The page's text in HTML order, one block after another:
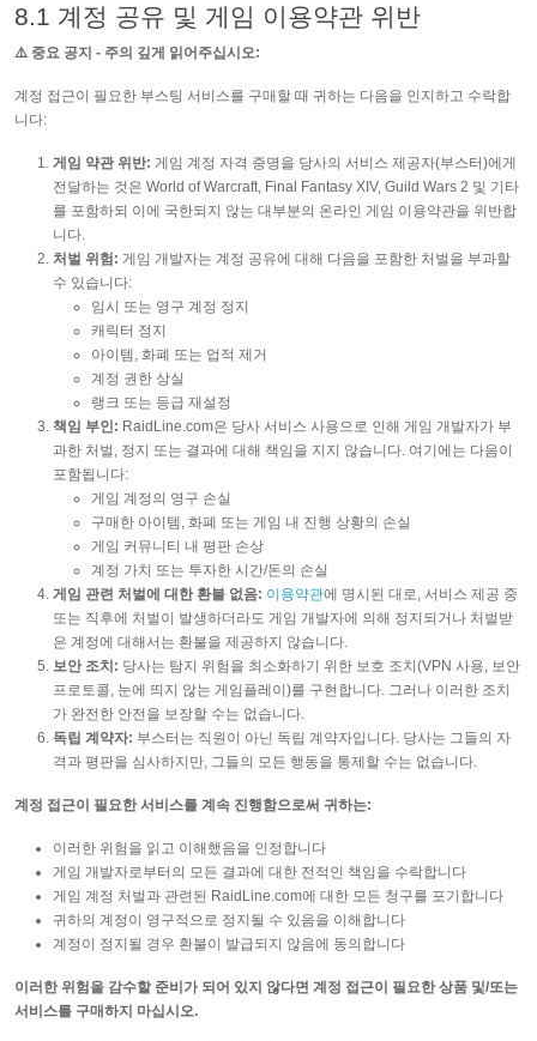
8.1 계정 공유 및 게임 이용약관 위반
⚠️ 중요 공지 - 주의 깊게 읽어주십시오:
계정 접근이 필요한 부스팅 서비스를 구매할 때 귀하는 다음을 인지하고 수락합
니다:
게임 약관 위반: 게임 계정 자격 증명을 당사의 서비스 제공자(부스터)에게
전달하는 것은 World of Warcraft, Final Fantasy XIV, Guild Wars 2 및 기타
를 포함하되 이에 국한되지 않는 대부분의 온라인 게임 이용약관을 위반합
니다.
처벌 위험: 게임 개발자는 계정 공유에 대해 다음을 포함한 처벌을 부과할
수 있습니다:
임시 또는 영구 계정 정지
캐릭터 정지
아이템, 화폐 또는 업적 제거
계정 권한 상실
랭크 또는 등급 재설정
책임 부인: RaidLine.com은 당사 서비스 사용으로 인해 게임 개발자가 부
과한 처벌, 정지 또는 결과에 대해 책임을 지지 않습니다. 여기에는 다음이
포함됩니다:
게임 계정의 영구 손실
구매한 아이템, 화폐 또는 게임 내 진행 상황의 손실
게임 커뮤니티 내 평판 손상
계정 가치 또는 투자한 시간/돈의 손실
게임 관련 처벌에 대한 환불 없음: 이용약관에 명시된 대로, 서비스 제공 중
또는 직후에 처벌이 발생하더라도 게임 개발자에 의해 정지되거나 처벌받
은 계정에 대해서는 환불을 제공하지 않습니다.
보안 조치: 당사는 탐지 위험을 최소화하기 위한 보호 조치(VPN 사용, 보안
프로토콜, 눈에 띄지 않는 게임플레이)를 구현합니다. 그러나 이러한 조치
가 완전한 안전을 보장할 수는 없습니다.
독립 계약자: 부스터는 직원이 아닌 독립 계약자입니다. 당사는 그들의 자
격과 평판을 심사하지만, 그들의 모든 행동을 통제할 수는 없습니다.
계정 접근이 필요한 서비스를 계속 진행함으로써 귀하는:
이러한 위험을 읽고 이해했음을 인정합니다
게임 개발자로부터의 모든 결과에 대한 전적인 책임을 수락합니다
게임 계정 처벌과 관련된 RaidLine.com에 대한 모든 청구를 포기합니다
귀하의 계정이 영구적으로 정지될 수 있음을 이해합니다
계정이 정지될 경우 환불이 발급되지 않음에 동의합니다
이러한 위험을 감수할 준비가 되어 있지 않다면 계정 접근이 필요한 상품 및/또는
서비스를 구매하지 마십시오.